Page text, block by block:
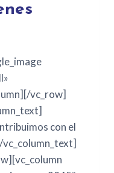
vc_row]
con el